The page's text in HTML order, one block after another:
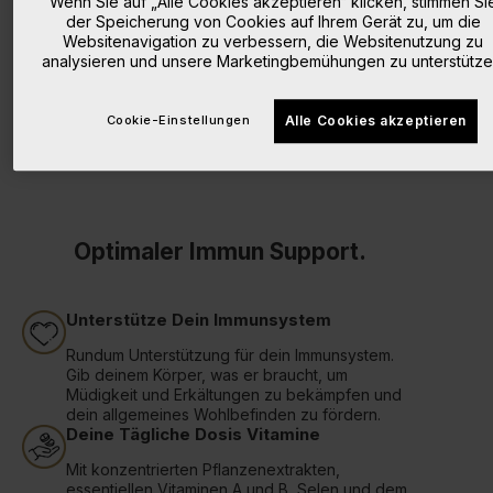
Optimaler Immun Support.
Unterstütze Dein Immunsystem
Rundum Unterstützung für dein Immunsystem.
Gib deinem Körper, was er braucht, um
Müdigkeit und Erkältungen zu bekämpfen und
dein allgemeines Wohlbefinden zu fördern.
Deine Tägliche Dosis Vitamine
Mit konzentrierten Pflanzenextrakten,
der Speicherung von Cookies auf Ihrem Gerät zu, um die
Websitenavigation zu verbessern, die Websitenutzung zu
analysieren und unsere Marketingbemühungen zu
Alle Cookies akzeptieren
Cookie-Einstellungen